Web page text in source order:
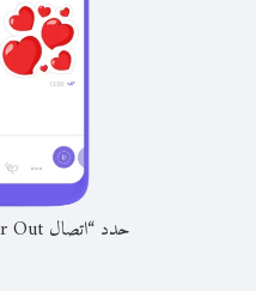
حدد “اتصال Viber Out” من عنوان المحادثة